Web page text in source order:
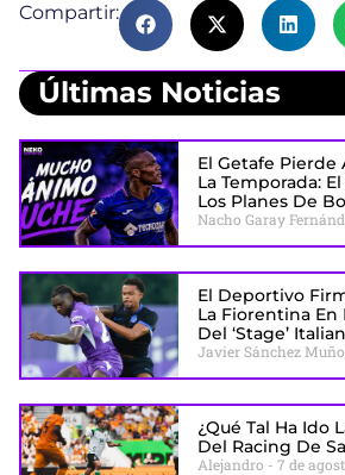
Compartir:
Últimas Noticias
El Getafe Pierde
La Temporada:
Los Planes De
Nacho Garay
El Deportivo
La Fiorentina En
Del ‘stage’
Javier Sánchez
¿Qué Tal Ha Ido
Del Racing De
Alejandro 7 de